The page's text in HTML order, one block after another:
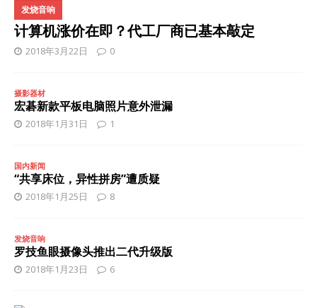
计算机涨价在即？代工厂商已基本敲定
发烧音响
2018年3月22日 0
摄影器材
宏碁新款平板电脑照片意外泄漏
2018年1月31日 1
国内新闻
“共享床位，异性拼房”遭质疑
2018年1月25日 8
发烧音响
罗技鱼眼摄像头推出二代升级版
2018年1月23日 6